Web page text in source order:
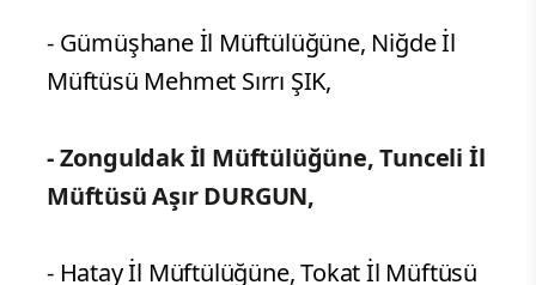
- Gümüşhane İl Müftülüğüne, Niğde İl
Müftüsü Mehmet Sırrı ŞIK,
- Zonguldak İl Müftülüğüne, Tunceli İl
Müftüsü Aşır DURGUN,
- Hatay İl Müftülüğüne, Tokat İl Müftüsü